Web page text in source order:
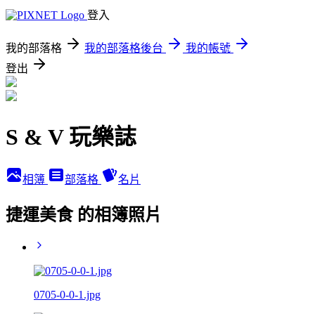
登入
我的部落格 我的部落格後台
我的帳號
登出
S & V 玩樂誌
相簿 部落格 名片
捷運美食 的相簿照片
0705-0-0-1.jpg